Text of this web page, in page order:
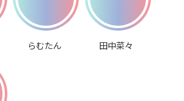
らむたん 田中菜々